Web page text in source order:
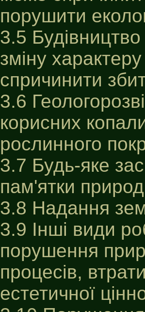
порушити
3.5
зміну
спричинити
3.6
корисних
рослинного
3.7 Будь-яке
пам'ятки
3.8 Надання
3.9 Інші види
порушення
процесів,
естетичної